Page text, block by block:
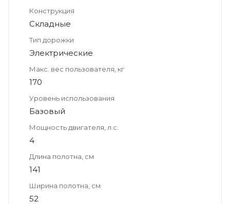
Конструкция
Складные
Тип дорожки
Электрические
Макс. вес пользователя, кг
170
Уровень использования
Базовый
Мощность двигателя, л.с.
4
Длина полотна, см
141
Ширина полотна, см
52